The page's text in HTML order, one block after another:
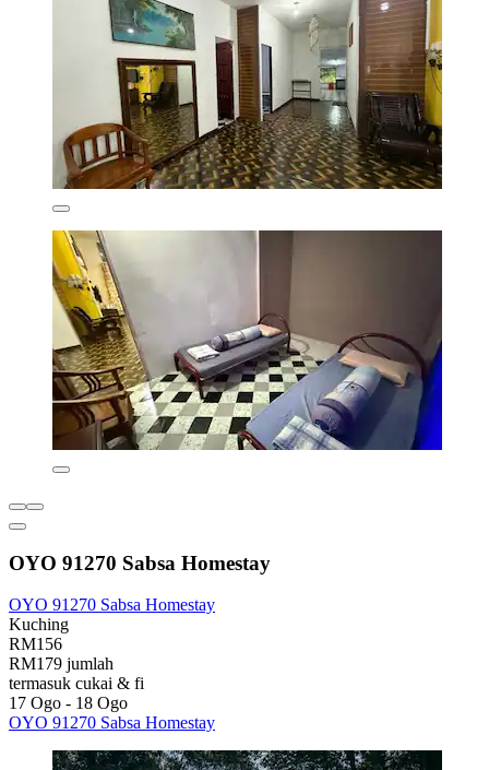
OYO 91270 Sabsa Homestay
OYO 91270 Sabsa Homestay
Kuching
RM156
RM179 jumlah
termasuk cukai & fi
17 Ogo - 18 Ogo
OYO 91270 Sabsa Homestay